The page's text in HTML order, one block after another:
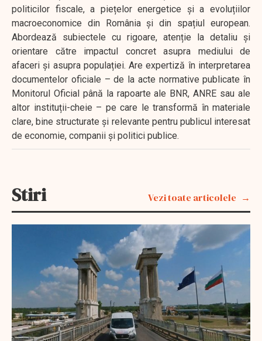
politicilor fiscale, a piețelor energetice și a evoluțiilor
macroeconomice din România și din spațiul european.
Abordează subiectele cu rigoare, atenție la detaliu și
orientare către impactul concret asupra mediului de
afaceri și asupra populației. Are expertiză în interpretarea
documentelor oficiale – de la acte normative publicate în
Monitorul Oficial până la rapoarte ale BNR, ANRE sau ale
altor instituții-cheie – pe care le transformă în materiale
clare, bine structurate și relevante pentru publicul interesat
de economie, companii și politici publice.
Stiri Vezi toate articolele